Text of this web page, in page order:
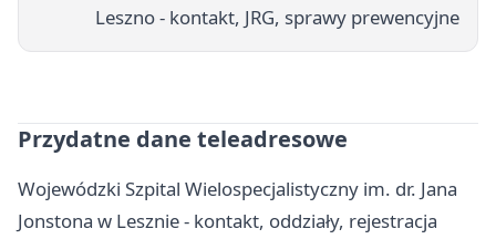
Leszno - kontakt, JRG, sprawy prewencyjne
Przydatne dane teleadresowe
Wojewódzki Szpital Wielospecjalistyczny im. dr. Jana
Jonstona w Lesznie - kontakt, oddziały, rejestracja